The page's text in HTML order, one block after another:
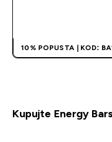
10% POPUSTA | KOD:
Kupujte Energy